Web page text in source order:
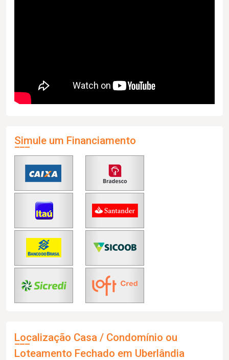
Simule um Financiamento
Localização Casa / Condomínio ou
Loteamento Fechado em Uberlândia